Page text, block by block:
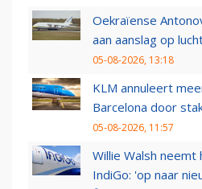
Oekraïense
aan aanslag op
05-08-2026, 13:18
KLM annuleert
Barcelona door
05-08-2026, 11:57
Willie Walsh
IndiGo: 'op naar